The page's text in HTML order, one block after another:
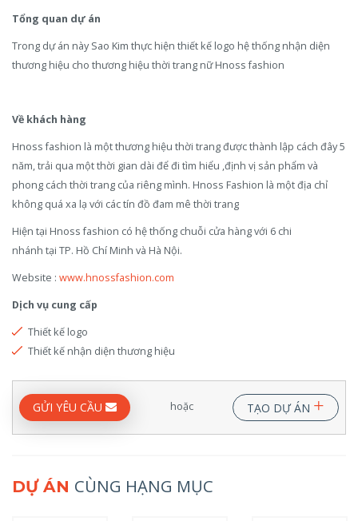
Tổng quan dự án
Trong dự án này Sao Kim thực hiện thiết kế logo hệ thống nhận diện
thương hiệu cho thương hiệu thời trang nữ Hnoss fashion
Về khách hàng
Hnoss fashion là một thương hiệu thời trang được thành lập cách đây 5
năm, trải qua một thời gian dài để đi tìm hiểu ,định vị sản phẩm và
phong cách thời trang của riêng mình. Hnoss Fashion là một địa chỉ
không quá xa lạ với các tín đồ đam mê thời trang
Hiện tại Hnoss fashion có hệ thống chuỗi cửa hàng với 6 chi
nhánh tại TP. Hồ Chí Minh và Hà Nội.
Website : www.hnossfashion.com
Dịch vụ cung cấp
Thiết kế logo
Thiết kế nhận diện thương hiệu
GỬI YÊU CẦU hoặc TẠO DỰ ÁN +
DỰ ÁN CÙNG HẠNG MỤC